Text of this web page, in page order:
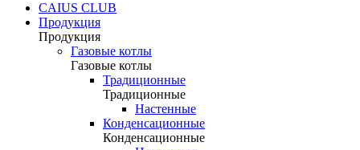
CAIUS CLUB
Продукция
Продукция
Газовые котлы
Газовые котлы
Традиционные
Традиционные
Настенные
Конденсационные
Конденсационные